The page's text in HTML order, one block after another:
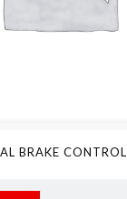
BRAKE CONTROL